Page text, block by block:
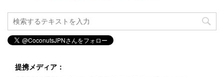
提携メディア：